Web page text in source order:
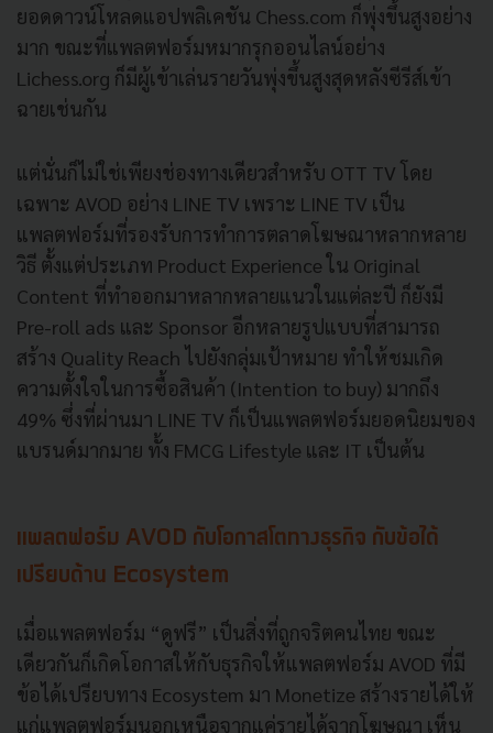
ยอดดาวน์โหลดแอปพลิเคชัน Chess.com ก็พุ่งขึ้นสูงอย่าง
มาก ขณะที่แพลตฟอร์มหมากรุกออนไลน์อย่าง
Lichess.org ก็มีผู้เข้าเล่นรายวันพุ่งขึ้นสูงสุดหลังซีรีส์เข้า
ฉายเช่นกัน
แต่นั่นก็ไม่ใช่เพียงช่องทางเดียวสำหรับ OTT TV โดย
เฉพาะ AVOD อย่าง LINE TV เพราะ LINE TV เป็น
แพลตฟอร์มที่รองรับการทำการตลาดโฆษณาหลากหลาย
วิธี ตั้งแต่ประเภท Product Experience ใน Original
Content ที่ทำออกมาหลากหลายแนวในแต่ละปี ก็ยังมี
Pre-roll ads และ Sponsor อีกหลายรูปแบบที่สามารถ
สร้าง Quality Reach ไปยังกลุ่มเป้าหมาย ทำให้ชมเกิด
ความตั้งใจในการซื้อสินค้า (Intention to buy) มากถึง
49% ซึ่งที่ผ่านมา LINE TV ก็เป็นแพลตฟอร์มยอดนิยมของ
แบรนด์มากมาย ทั้ง FMCG Lifestyle และ IT เป็นต้น
แพลตฟอร์ม AVOD กับโอกาสโตทางธุรกิจ กับข้อได้
เปรียบด้าน Ecosystem
เมื่อแพลตฟอร์ม “ดูฟรี” เป็นสิ่งที่ถูกจริตคนไทย ขณะ
เดียวกันก็เกิดโอกาสให้กับธุรกิจให้แพลตฟอร์ม AVOD ที่มี
ข้อได้เปรียบทาง Ecosystem มา Monetize สร้างรายได้ให้
แก่แพลตฟอร์มนอกเหนือจากแค่รายได้จากโฆษณา เห็น